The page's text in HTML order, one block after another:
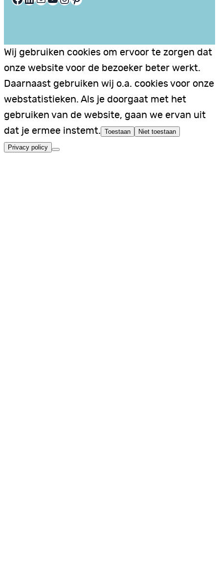
Wij gebruiken cookies om ervoor te zorgen dat
onze website voor de bezoeker beter werkt.
Daarnaast gebruiken wij o.a. cookies voor onze
webstatistieken. Als je doorgaat met het
gebruiken van de website, gaan we ervan uit
dat je ermee instemt. Toestaan Niet toestaan
Privacy policy